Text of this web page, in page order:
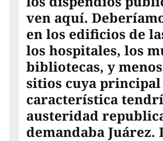
ven aquí.
en los edificios de
los hospitales, los
bibliotecas, y
sitios cuya principal
característica
austeridad
demandaba Juárez.